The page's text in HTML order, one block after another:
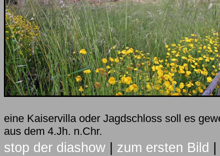
eine Kaiservilla oder Jagdschloss soll es
aus dem 4.Jh. n.Chr.
stop der diashow zum ersten Bild